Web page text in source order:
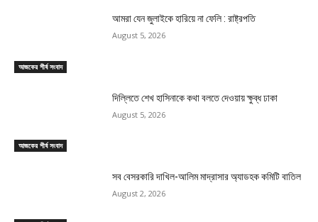
আজকের শীর্ষ সংবাদ
আমরা যেন জুলাইকে হারিয়ে না ফেলি : রাষ্ট্রপতি
August 5, 2026
আজকের শীর্ষ সংবাদ
দিল্লিতে শেখ হাসিনাকে কথা বলতে দেওয়ায় ক্ষুব্ধ ঢাকা
August 5, 2026
সব বেসরকারি দাখিল-আলিম মাদ্রাসার অ্যাডহক কমিটি বাতিল
August 2, 2026